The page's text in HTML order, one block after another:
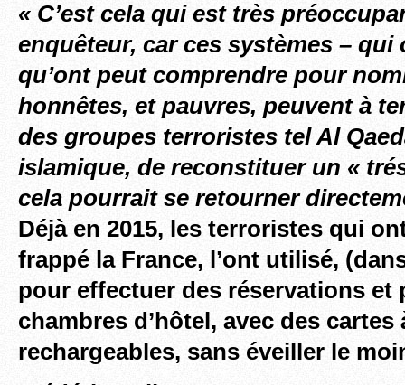
« C’est cela qui est très
enquêteur, car ces systèmes –
qu’ont peut comprendre pour
honnêtes, et pauvres, peuvent à
des groupes terroristes tel Al
islamique, de reconstituer un «
cela pourrait se retourner
Déjà en 2015, les terroristes qui
frappé la France, l’ont utilisé,
pour effectuer des réservations et
chambres d’hôtel, avec des cartes
rechargeables, sans éveiller le